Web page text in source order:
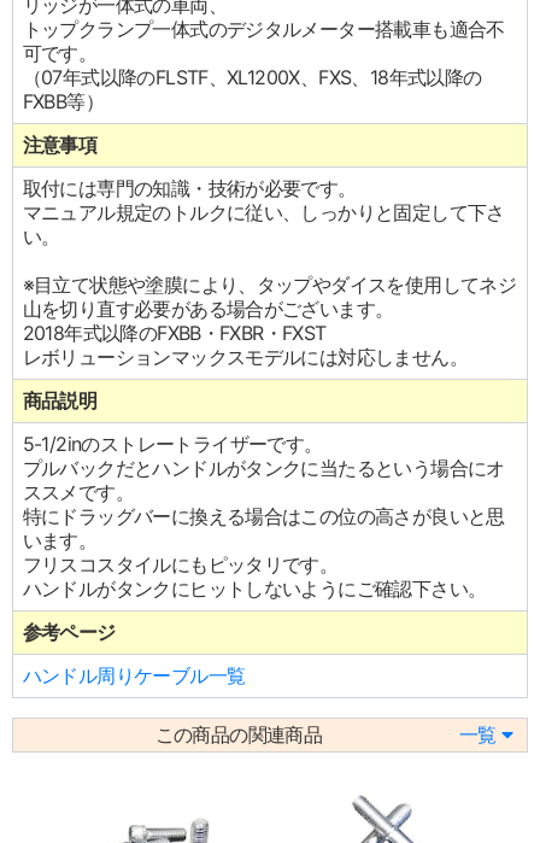
リッジが一体式の車両、
トップクランプ一体式のデジタルメーター搭載車も適合不
可です。
（07年式以降のFLSTF、XL1200X、FXS、18年式以降の
FXBB等）
注意事項
取付には専門の知識・技術が必要です。
マニュアル規定のトルクに従い、しっかりと固定して下さ
い。
※目立て状態や塗膜により、タップやダイスを使用してネジ
山を切り直す必要がある場合がございます。
2018年式以降のFXBB・FXBR・FXST
レボリューションマックスモデルには対応しません。
商品説明
5-1/2inのストレートライザーです。
プルバックだとハンドルがタンクに当たるという場合にオ
ススメです。
特にドラッグバーに換える場合はこの位の高さが良いと思
います。
フリスコスタイルにもピッタリです。
ハンドルがタンクにヒットしないようにご確認下さい。
参考ページ
ハンドル周りケーブル一覧
この商品の関連商品 一覧